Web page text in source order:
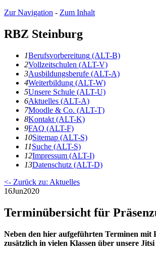
Zur Navigation - Zum Inhalt
RBZ Steinburg
1Berufsvorbereitung (ALT-B)
2Vollzeitschulen (ALT-V)
3Ausbildungsberufe (ALT-A)
4Weiterbildung (ALT-W)
5Unsere Schule (ALT-U)
6Aktuelles (ALT-A)
7Moodle & Co. (ALT-T)
8Kontakt (ALT-K)
9FAQ (ALT-F)
10Sitemap (ALT-S)
11Suche (ALT-S)
12Impressum (ALT-I)
13Datenschutz (ALT-D)
<- Zurück zu: Aktuelles
16Jun2020
Terminübersicht für
Neben den hier aufgeführten Terminen
zusätzlich in vielen Klassen über unsere